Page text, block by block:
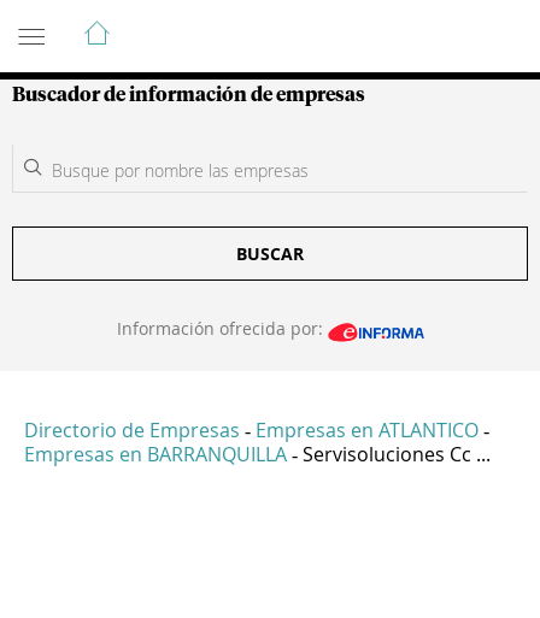
Guía de Empresas Colombianas
Buscador de información de empresas
BUSCAR
Información ofrecida por:
Directorio de Empresas - Empresas en ATLANTICO -
Empresas en BARRANQUILLA - Servisoluciones Cc ...